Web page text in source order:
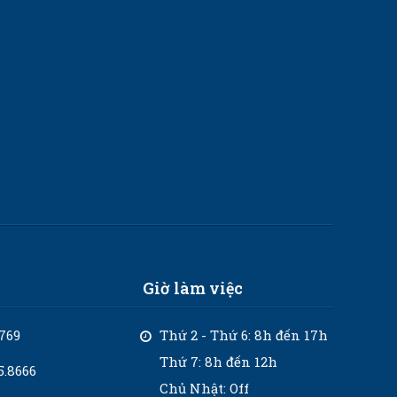
Giờ làm việc
Thứ 2 - Thứ 6: 8h đến 17h
Thứ 7: 8h đến 12h
Chủ Nhật: Off